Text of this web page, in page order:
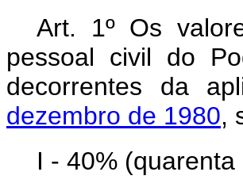
Art. 1º Os
pessoal civil do
decorrentes da
dezembro de 1980,
I - 40%